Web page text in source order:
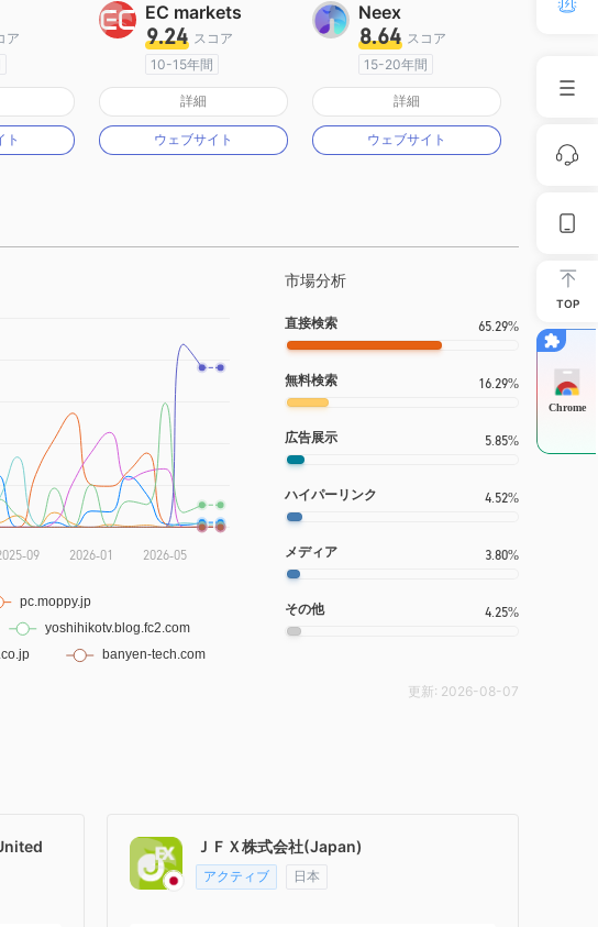
ア
オーストラリア規制
マーケットメイキングライセンス（MM）
ト
EC markets
9.24 スコア
10-15年間
オーストラリア規制
マーケットメイキングライセンス（MM）
詳細
ウェブサイト
Neex
8.64 スコア
15-20年間
オーストラリア規制
マーケットメイキングライセンス（MM）
詳細
ウェブサイト
市場分析
直接検索 65.29%
無料検索 16.29%
広告展示 5.85%
ハイパーリンク 4.52%
メディア 3.80%
その他 4.25%
更新: 2026-08-07
ＪＦＸ株式会社(Japan)
アクティブ 日本
TOP
Chrome